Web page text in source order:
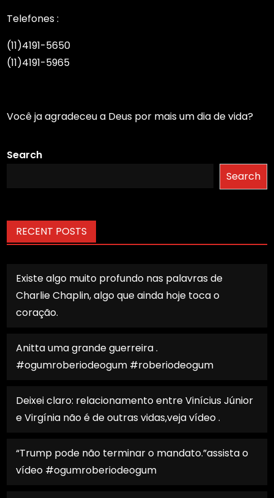
Telefones :
(11)4191-5650
(11)4191-5965
Você ja agradeceu a Deus por mais um dia de vida?
Search
Search
RECENT POSTS
Existe algo muito profundo nas palavras de
Charlie Chaplin, algo que ainda hoje toca o
coração.
Anitta uma grande guerreira .
#ogumroberiodeogum #roberiodeogum
Deixei claro: relacionamento entre Vinícius Júnior
e Virgínia não é de outras vidas,veja vídeo .
“Trump pode não terminar o mandato.”assista o
vídeo #ogumroberiodeogum